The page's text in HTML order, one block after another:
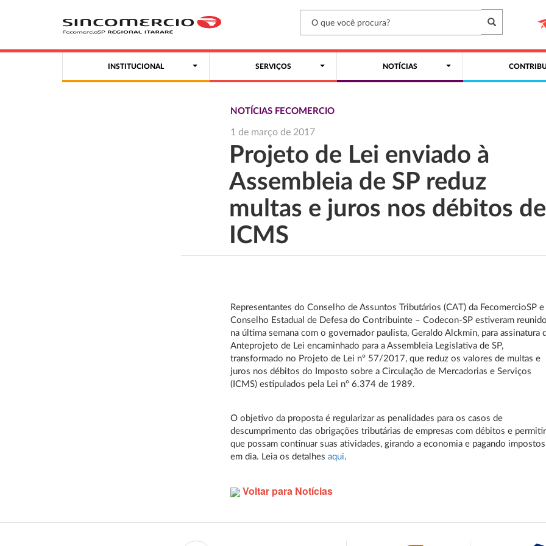
INSTITUCIONAL SERVIÇOS NOTÍCIAS
NOTÍCIAS FECOMERCIO
1 de março de 2017
Projeto de Lei enviado à
Assembleia de SP reduz
multas e juros nos débitos de
ICMS
Representantes do Conselho de Assuntos Tributários (CAT) da FecomercioSP e
Conselho Estadual de Defesa do Contribuinte – Codecon-SP estiveram
na última semana com o governador paulista, Geraldo Alckmin, para assinatura
Anteprojeto de Lei encaminhado para a Assembleia Legislativa de SP,
transformado no Projeto de Lei nº 57/2017, que reduz os valores de multas e
juros nos débitos do Imposto sobre a Circulação de Mercadorias e Serviços
(ICMS) estipulados pela Lei nº 6.374 de 1989.
O objetivo da proposta é regularizar as penalidades para os casos de
descumprimento das obrigações tributárias de empresas com débitos e permitir
que possam continuar suas atividades, girando a economia e pagando impostos
em dia. Leia os detalhesaqui.
Voltar para Notícias